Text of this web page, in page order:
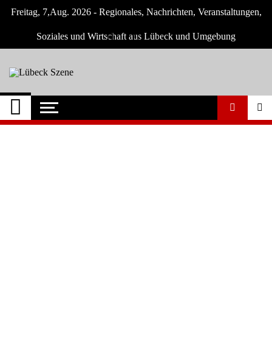
Skip
Freitag, 7,Aug. 2026 - Regionales, Nachrichten, Veranstaltungen,
Soziales und Wirtschaft aus Lübeck und Umgebung
Lübeck Szene
Neuigkeiten und Nachrichten aus Lübeck
und Umgebeung